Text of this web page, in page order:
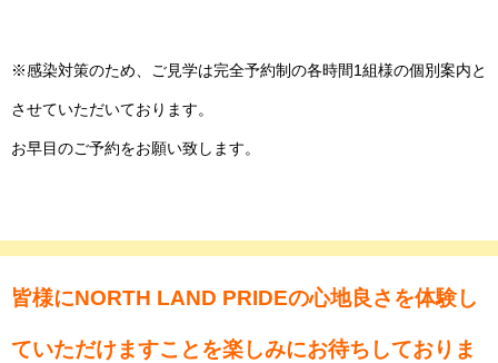
※感染対策のため、ご見学は完全予約制の各時間1組様の個別案内と
させていただいております。
お早目のご予約をお願い致します。
皆様にNORTH LAND PRIDEの心地良さを体験し
ていただけますことを楽しみにお待ちしておりま